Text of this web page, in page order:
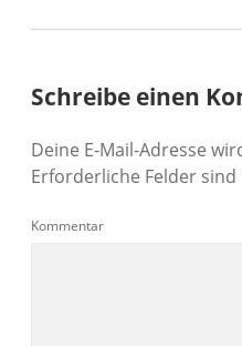
Schreibe einen
Deine E-Mail-Adresse
Erforderliche Felder
Kommentar